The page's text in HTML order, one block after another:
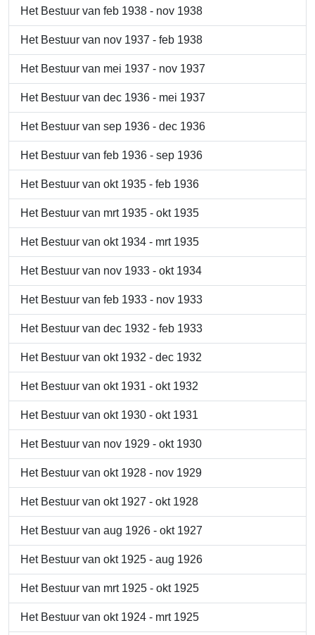
Het Bestuur van feb 1938 - nov 1938
Het Bestuur van nov 1937 - feb 1938
Het Bestuur van mei 1937 - nov 1937
Het Bestuur van dec 1936 - mei 1937
Het Bestuur van sep 1936 - dec 1936
Het Bestuur van feb 1936 - sep 1936
Het Bestuur van okt 1935 - feb 1936
Het Bestuur van mrt 1935 - okt 1935
Het Bestuur van okt 1934 - mrt 1935
Het Bestuur van nov 1933 - okt 1934
Het Bestuur van feb 1933 - nov 1933
Het Bestuur van dec 1932 - feb 1933
Het Bestuur van okt 1932 - dec 1932
Het Bestuur van okt 1931 - okt 1932
Het Bestuur van okt 1930 - okt 1931
Het Bestuur van nov 1929 - okt 1930
Het Bestuur van okt 1928 - nov 1929
Het Bestuur van okt 1927 - okt 1928
Het Bestuur van aug 1926 - okt 1927
Het Bestuur van okt 1925 - aug 1926
Het Bestuur van mrt 1925 - okt 1925
Het Bestuur van okt 1924 - mrt 1925